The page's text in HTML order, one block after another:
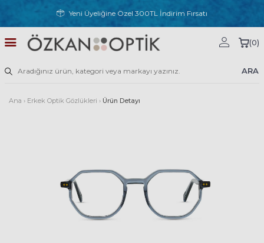
Yeni Üyeliğine Özel 300TL İndirim Fırsatı
ARA
(0)
Ana › Erkek Optik Gözlükleri › Ürün Detayı